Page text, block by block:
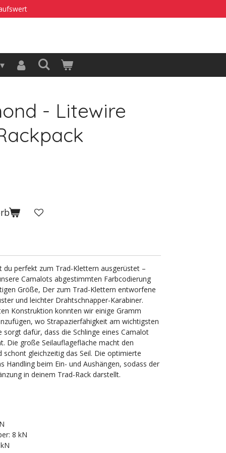
- Litewire
du perfekt zum Trad-Klettern ausgerüstet –
Camalots abgestimmten Farbcodierung
Größe, Der zum Trad-Klettern entworfene
und leichter Drahtschnapper-Karabiner.
Konstruktion konnten wir einige Gramm
wo Strapazierfähigkeit am wichtigsten
sorgt dafür, dass die Schlinge eines Camalot
Die große Seilauflagefläche macht den
gleichzeitig das Seil. Die optimierte
Handling beim Ein- und Aushängen, sodass der
in deinem Trad-Rack darstellt.
8 kN